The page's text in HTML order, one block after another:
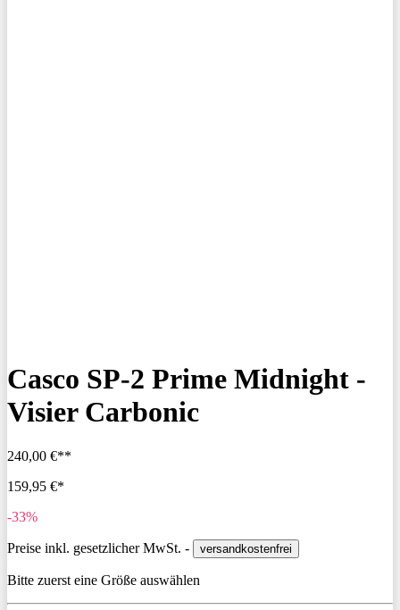
Casco SP-2 Prime Midnight -
Visier Carbonic
240,00 €**
159,95 €*
-33%
Preise inkl. gesetzlicher MwSt. - versandkostenfrei
Bitte zuerst eine Größe auswählen